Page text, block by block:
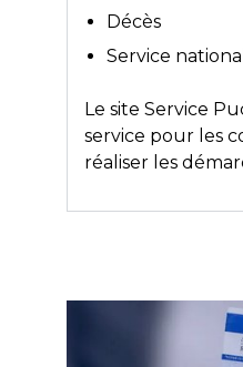
Décès
Service national
Le site Service
service pour les
réaliser les